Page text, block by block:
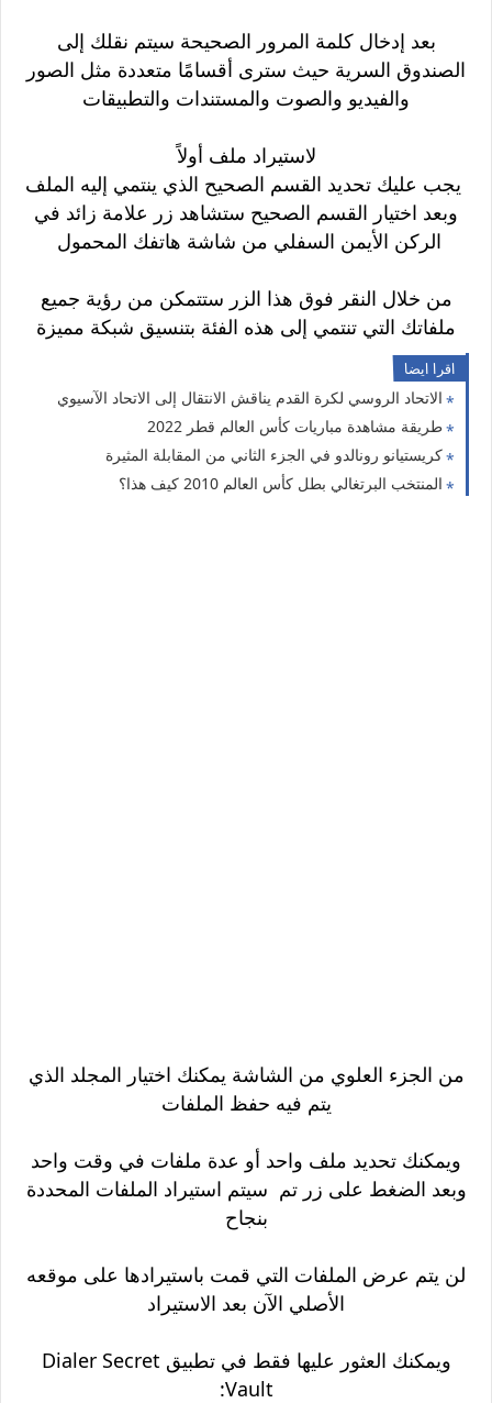
بعد إدخال كلمة المرور الصحيحة سيتم نقلك إلى
الصندوق السرية حيث سترى أقسامًا متعددة مثل الصور
والفيديو والصوت والمستندات والتطبيقات
لاستيراد ملف أولاً
يجب عليك تحديد القسم الصحيح الذي ينتمي إليه الملف
وبعد اختيار القسم الصحيح ستشاهد زر علامة زائد في
الركن الأيمن السفلي من شاشة هاتفك المحمول
من خلال النقر فوق هذا الزر ستتمكن من رؤية جميع
ملفاتك التي تنتمي إلى هذه الفئة بتنسيق شبكة مميزة
اقرا ايضا
الاتحاد الروسي لكرة القدم يناقش الانتقال إلى الاتحاد الآسيوي
طريقة مشاهدة مباريات كأس العالم قطر 2022
كريستيانو رونالدو في الجزء الثاني من المقابلة المثيرة
المنتخب البرتغالي بطل كأس العالم 2010 كيف هذا؟
من الجزء العلوي من الشاشة يمكنك اختيار المجلد الذي
يتم فيه حفظ الملفات
ويمكنك تحديد ملف واحد أو عدة ملفات في وقت واحد
وبعد الضغط على زر تم سيتم استيراد الملفات المحددة
بنجاح
لن يتم عرض الملفات التي قمت باستيرادها على موقعه
الأصلي الآن بعد الاستيراد
ويمكنك العثور عليها فقط في تطبيق Dialer Secret
Vault: